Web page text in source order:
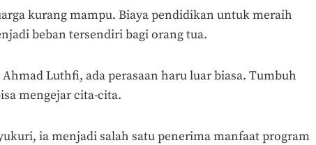
kurang mampu. Biaya pendidikan untuk meraih
beban tersendiri bagi orang tua.
Luthfi, ada perasaan haru luar biasa. Tumbuh
mengejar cita-cita.
iamenjadi salah satu penerima manfaat program